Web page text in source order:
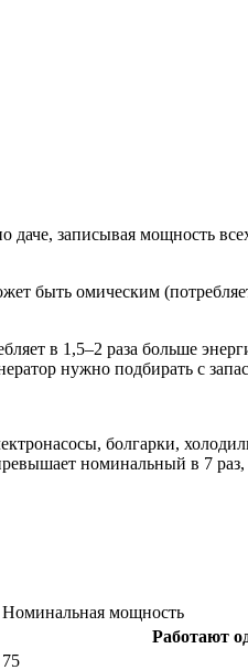
даче, записывая мощность
быть омическим
в 1,5–2 раза больше
нужно подбирать с
болгарки,
номинальный в 7 раз,
Номинальная мощность
75